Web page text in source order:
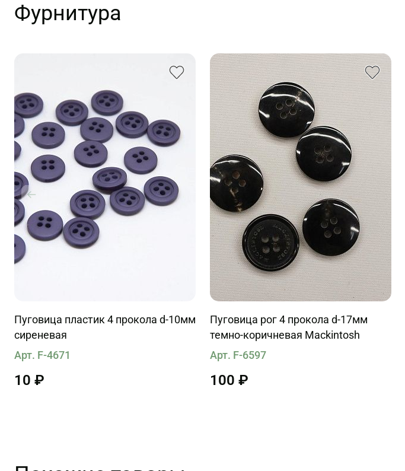
Фурнитура
Пуговица пластик 4 прокола d-10мм
сиреневая
Арт. F-4671
10 ₽
Пуговица рог 4 прокола d-17мм
темно-коричневая Mackintosh
Арт. F-6597
100 ₽